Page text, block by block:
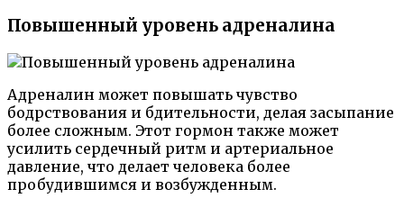
Повышенный уровень адреналина
Адреналин может повышать чувство
бодрствования и бдительности, делая засыпание
более сложным. Этот гормон также может
усилить сердечный ритм и артериальное
давление, что делает человека более
пробудившимся и возбужденным.